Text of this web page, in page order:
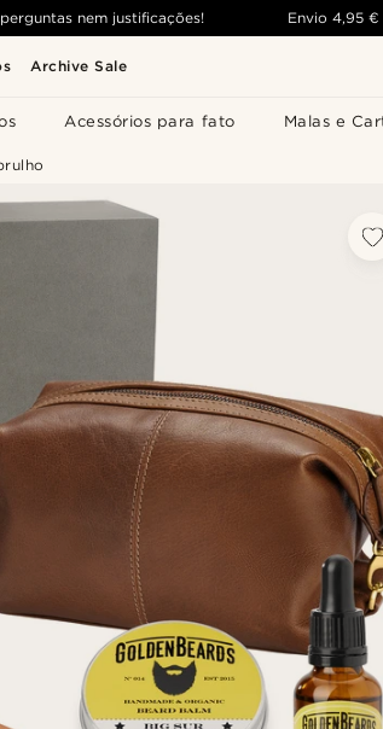
Archive Sale
Acessórios para fato Malas e
nem justificações! Envio 4,95 €